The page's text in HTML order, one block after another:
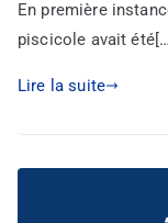
En première
piscicole avait
Lire la suite